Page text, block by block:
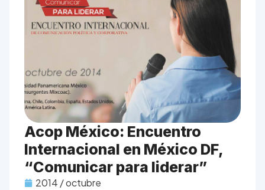
Acop México: Encuentro
Internacional en México DF,
“Comunicar para liderar”
2014 / octubre